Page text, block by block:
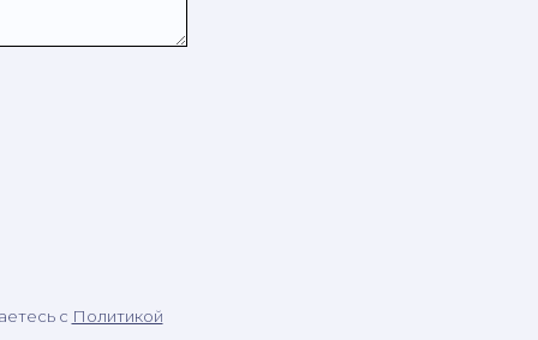
c Политикой